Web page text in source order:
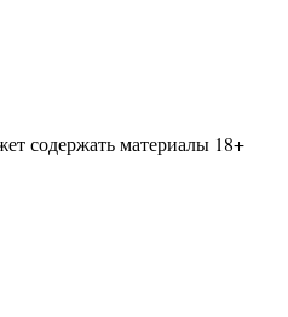
содержать материалы 18+